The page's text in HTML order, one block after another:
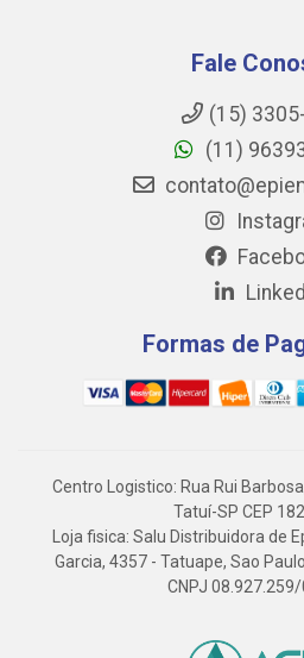
Fale
(15)
(11)
Formas de
Centro Logistico: Rua Rui
Tatuí-SP CEP
Loja fisica: Salu Distribuidora de
Garcia, 4357 - Tatuape, Sao
CNPJ